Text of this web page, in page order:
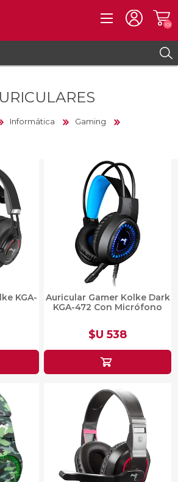
(0)
Informática Gaming
KGA-
Auricular Gamer Kolke Dark
KGA-472 Con Micrófono
$U 538